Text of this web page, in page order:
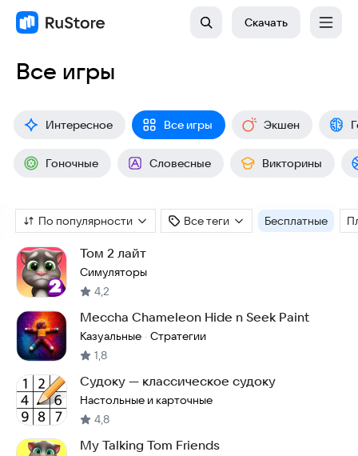
Скачать
Все игры
Интересное Все игры Экшен
Гоночные Словесные Викторины
По популярности Все теги Бесплатные
Том 2 лайт
Симуляторы
4,2
Meccha Chameleon Hide n Seek Paint
Казуальные · Стратегии
1,8
Судоку — классическое судоку
Настольные и карточные
4,8
My Talking Tom Friends